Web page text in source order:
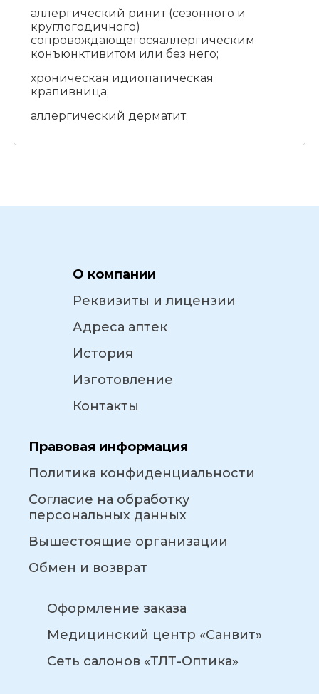
аллергический ринит (сезонного и
круглогодичного)
сопровождающегосяаллергическим
конъюнктивитом или без него;
хроническая идиопатическая
крапивница;
аллергический дерматит.
О компании
Реквизиты и лицензии
Адреса аптек
История
Изготовление
Контакты
Правовая информация
Политика конфиденциальности
Согласие на обработку
персональных данных
Вышестоящие организации
Обмен и возврат
Оформление заказа
Медицинский центр «Санвит»
Сеть салонов «ТЛТ-Оптика»